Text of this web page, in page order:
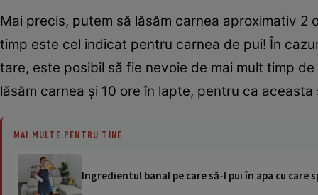
Mai precis, putem să lăsăm carnea aproximativ
timp este cel indicat pentru carnea de pui! În
tare, este posibil să fie nevoie de mai mult timp de
lăsăm carnea și 10 ore în lapte, pentru ca
MAI MULTE PENTRU TINE
Ingredientul banal pe care să-l pui în apa cu care